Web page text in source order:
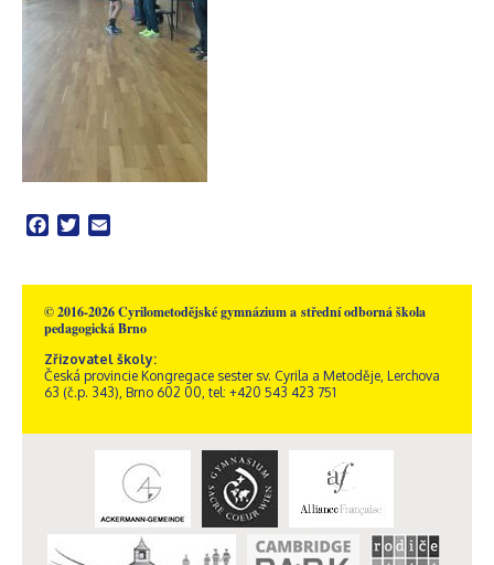
Facebook
Twitter
© 2016-2026 Cyrilometodějské gymnázium a střední odborná škola
pedagogická Brno
Zřizovatel školy:
Česká provincie Kongregace sester sv. Cyrila a Metoděje, Lerchova
63 (č.p. 343), Brno 602 00, tel: +420 543 423 751